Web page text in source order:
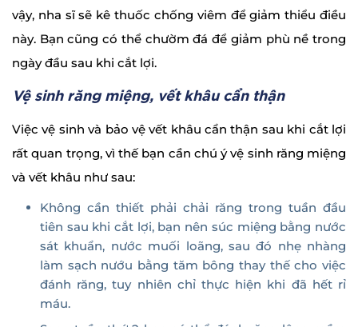
vậy, nha sĩ sẽ kê thuốc chống viêm để giảm thiểu điều
này. Bạn cũng có thể chườm đá để giảm phù nề trong
ngày đầu sau khi cắt lợi.
Vệ sinh răng miệng, vết khâu cẩn thận
Việc vệ sinh và bảo vệ vết khâu cẩn thận sau khi cắt lợi
rất quan trọng, vì thế bạn cần chú ý vệ sinh răng miệng
và vết khâu như sau:
Không cần thiết phải chải răng trong tuần đầu
tiên sau khi cắt lợi, bạn nên súc miệng bằng nước
sát khuẩn, nước muối loãng, sau đó nhẹ nhàng
làm sạch nướu bằng tăm bông thay thế cho việc
đánh răng, tuy nhiên chỉ thực hiện khi đã hết rỉ
máu.